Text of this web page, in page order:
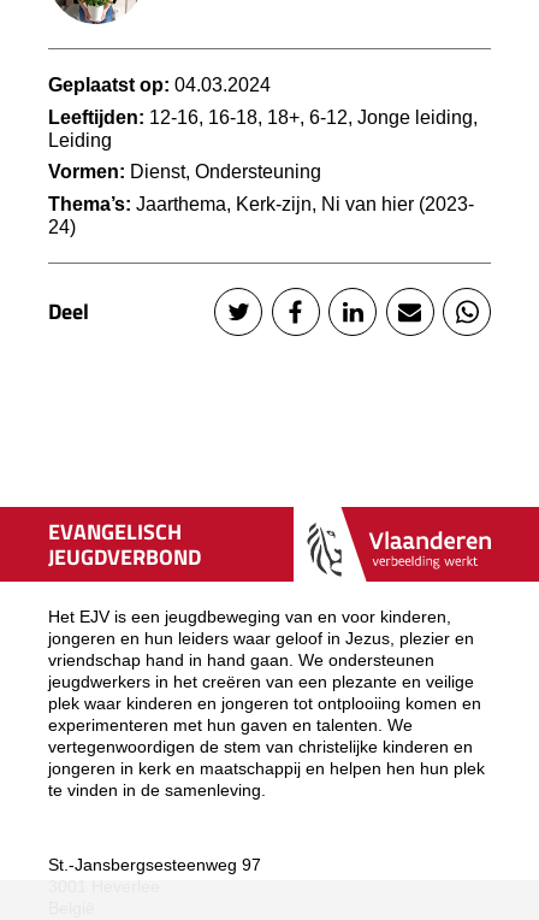
Geplaatst op: 04.03.2024
Leeftijden: 12-16, 16-18, 18+, 6-12, Jonge leiding,
Leiding
Vormen: Dienst, Ondersteuning
Thema’s: Jaarthema, Kerk-zijn, Ni van hier (2023-
24)
Deel
EVANGELISCH
JEUGDVERBOND
Het EJV is een jeugdbeweging van en voor kinderen,
jongeren en hun leiders waar geloof in Jezus, plezier en
vriendschap hand in hand gaan. We ondersteunen
jeugdwerkers in het creëren van een plezante en veilige
plek waar kinderen en jongeren tot ontplooiing komen en
experimenteren met hun gaven en talenten. We
vertegenwoordigen de stem van christelijke kinderen en
jongeren in kerk en maatschappij en helpen hen hun plek
te vinden in de samenleving.
St.-Jansbergsesteenweg 97
3001 Heverlee